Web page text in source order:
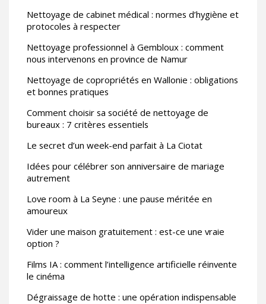
Nettoyage de cabinet médical : normes d’hygiène et
protocoles à respecter
Nettoyage professionnel à Gembloux : comment
nous intervenons en province de Namur
Nettoyage de copropriétés en Wallonie : obligations
et bonnes pratiques
Comment choisir sa société de nettoyage de
bureaux : 7 critères essentiels
Le secret d’un week-end parfait à La Ciotat
Idées pour célébrer son anniversaire de mariage
autrement
Love room à La Seyne : une pause méritée en
amoureux
Vider une maison gratuitement : est-ce une vraie
option ?
Films IA : comment l’intelligence artificielle réinvente
le cinéma
Dégraissage de hotte : une opération indispensable